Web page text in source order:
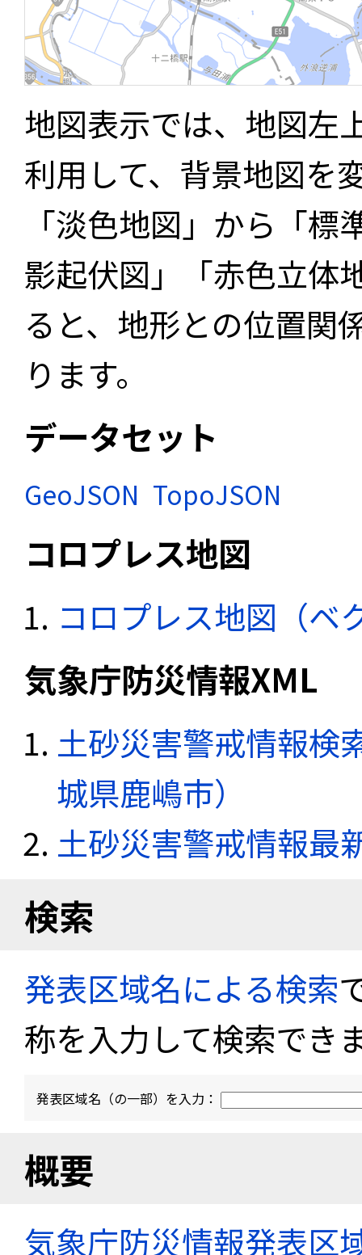
地図表示では、地図左
利用して、背景地図を
「淡色地図」から「
影起伏図」「赤色立体
ると、地形との位置関
ります。
データセット
GeoJSON TopoJSON
コロプレス地図
コロプレス地図（ベ
気象庁防災情報XML
土砂災害警戒情報検
城県鹿嶋市）
土砂災害警戒情報最
検索
発表区域名による検索
称を入力して検索でき
発表区域名（の一部）を入力：
概要
気象庁防災情報発表区